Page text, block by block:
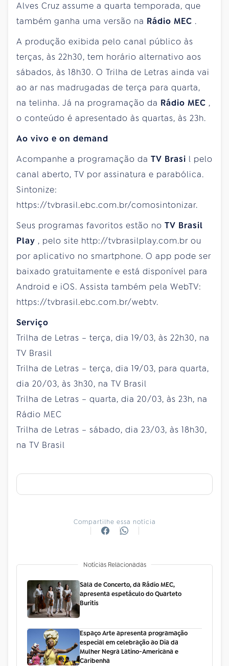
Alves Cruz assume a quarta temporada, que
também ganha uma versão na Rádio MEC .
A produção exibida pelo canal público às
terças, às 22h30, tem horário alternativo aos
sábados, às 18h30. O Trilha de Letras ainda vai
ao ar nas madrugadas de terça para quarta,
na telinha. Já na programação da Rádio MEC ,
o conteúdo é apresentado às quartas, às 23h.
Ao vivo e on demand
Acompanhe a programação da TV Brasi l pelo
canal aberto, TV por assinatura e parabólica.
Sintonize:
https://tvbrasil.ebc.com.br/comosintonizar.
Seus programas favoritos estão no TV Brasil
Play , pelo site http://tvbrasilplay.com.br ou
por aplicativo no smartphone. O app pode ser
baixado gratuitamente e está disponível para
Android e iOS. Assista também pela WebTV:
https://tvbrasil.ebc.com.br/webtv.
Serviço
Trilha de Letras – terça, dia 19/03, às 22h30, na
TV Brasil
Trilha de Letras – terça, dia 19/03, para quarta,
dia 20/03, às 3h30, na TV Brasil
Trilha de Letras – quarta, dia 20/03, às 23h, na
Rádio MEC
Trilha de Letras – sábado, dia 23/03, às 18h30,
na TV Brasil
Compartilhe essa notícia
Notícias Relacionadas
Sala de Concerto, da Rádio MEC,
apresenta espetáculo do Quarteto
Buritis
Espaço Arte apresenta programação
especial em celebração ao Dia da
Mulher Negra Latino-Americana e
Caribenha